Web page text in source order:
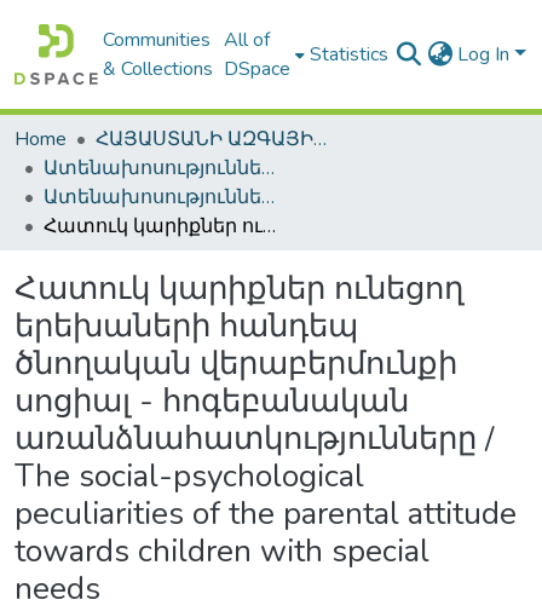
Communities
& Collections
All of
DSpace
Statistics Log In
Home
ՀԱՅԱՍՏԱՆԻ ԱԶԳԱՅԻՆ ԳՐԱԴԱՐԱՆԻ ԹՎԱՅԻՆ ՊԱՀՈՑ / DIGITAL REPOSITORY OF NLA
Ատենախոսություններ և սեղմագրեր / Theses & Abstracts
Ատենախոսություններ և սեղմագրեր / Theses & Abstracts
Հատուկ կարիքներ ունեցող երեխաների հանդեպ ծնողական վերաբերմունքի սոցիալ - հոգեբանական առանձնահատկությունները / The social-psychological peculiarities of the parental attitude towards children with special needs
Հատուկ կարիքներ ունեցող
երեխաների հանդեպ
ծնողական վերաբերմունքի
սոցիալ - հոգեբանական
առանձնահատկությունները /
The social-psychological
peculiarities of the parental attitude
towards children with special
needs